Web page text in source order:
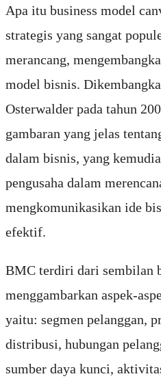
Apa itu business model
strategis yang sangat
merancang,
model bisnis.
Osterwalder pada tahun
gambaran yang jelas
dalam bisnis, yang
pengusaha dalam
mengkomunikasikan ide
efektif.
BMC terdiri dari sembilan
menggambarkan aspek-
yaitu: segmen pelanggan,
distribusi, hubungan
sumber daya kunci,